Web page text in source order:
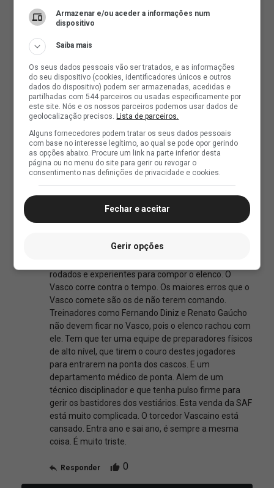
Armazenar e/ou aceder a informações num
dispositivo
Saiba mais
Os seus dados pessoais vão ser tratados, e as informações
do seu dispositivo (cookies, identificadores únicos e outros
dados do dispositivo) podem ser armazenadas, acedidas e
partilhadas com 544 parceiros ou usadas especificamente por
este site. Nós e os nossos parceiros podemos usar dados de
geolocalização precisos. Lista de parceiros.
Alguns fornecedores podem tratar os seus dados pessoais
com base no interesse legítimo, ao qual se pode opor gerindo
as opções abaixo. Procure um link na parte inferior desta
página ou no menu do site para gerir ou revogar o
consentimento nas definições de privacidade e cookies.
Fechar e aceitar
Gerir opções